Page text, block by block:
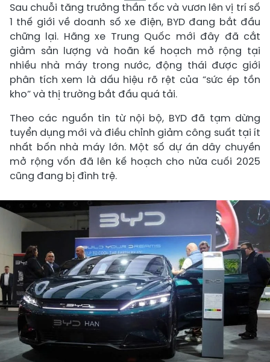
Sau chuỗi tăng trưởng thần tốc và vươn lên vị trí số
1 thế giới về doanh số xe điện, BYD đang bắt đầu
chững lại. Hãng xe Trung Quốc mới đây đã cắt
giảm sản lượng và hoãn kế hoạch mở rộng tại
nhiều nhà máy trong nước, động thái được giới
phân tích xem là dấu hiệu rõ rệt của “sức ép tồn
kho” và thị trường bắt đầu quá tải.
Theo các nguồn tin từ nội bộ, BYD đã tạm dừng
tuyển dụng mới và điều chỉnh giảm công suất tại ít
nhất bốn nhà máy lớn. Một số dự án dây chuyền
mở rộng vốn đã lên kế hoạch cho nửa cuối 2025
cũng đang bị đình trệ.